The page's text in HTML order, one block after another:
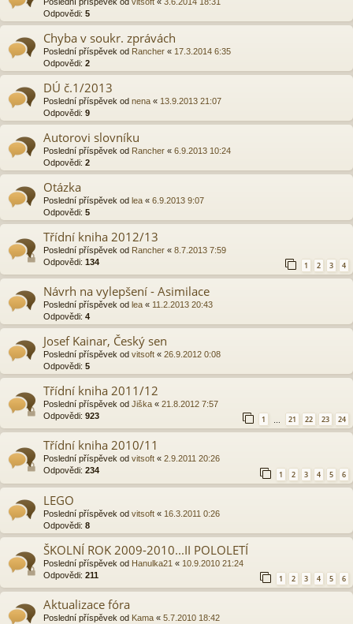
Odpovědi: 5
Chyba v soukr. zprávách
Poslední příspěvek od Rancher « 17.3.2014 6:35
Odpovědi: 2
DÚ č.1/2013
Poslední příspěvek od nena « 13.9.2013 21:07
Odpovědi: 9
Autorovi slovníku
Poslední příspěvek od Rancher « 6.9.2013 10:24
Odpovědi: 2
Otázka
Poslední příspěvek od lea « 6.9.2013 9:07
Odpovědi: 5
Třídní kniha 2012/13
Poslední příspěvek od Rancher « 8.7.2013 7:59
Odpovědi: 134 1 2 3 4
Návrh na vylepšení - Asimilace
Poslední příspěvek od lea « 11.2.2013 20:43
Odpovědi: 4
Josef Kainar, Český sen
Poslední příspěvek od vitsoft « 26.9.2012 0:08
Odpovědi: 5
Třídní kniha 2011/12
Poslední příspěvek od Jiška « 21.8.2012 7:57
Odpovědi: 923 1 … 21 22 23 24
Třídní kniha 2010/11
Poslední příspěvek od vitsoft « 2.9.2011 20:26
Odpovědi: 234 1 2 3 4 5 6
LEGO
Poslední příspěvek od vitsoft « 16.3.2011 0:26
Odpovědi: 8
ŠKOLNÍ ROK 2009-2010...II POLOLETÍ
Poslední příspěvek od Hanulka21 « 10.9.2010 21:24
Odpovědi: 211 1 2 3 4 5 6
Aktualizace fóra
Poslední příspěvek od Kama « 5.7.2010 18:42